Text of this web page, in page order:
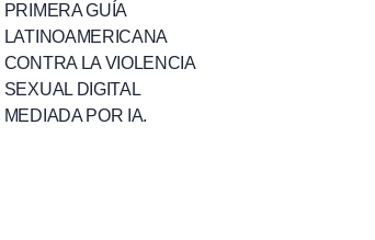
PRIMERA GUÍA
LATINOAMERICANA
CONTRA LA VIOLENCIA
SEXUAL DIGITAL
MEDIADA POR IA.